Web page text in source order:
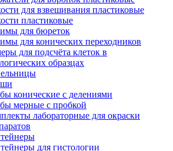
для взвешивания пластиковые
пластиковые
для бюреток
для конических переходников
для подсчёта клеток в
образцах
конические с делениями
мерные с пробкой
лабораторные для окраски
для гистологии